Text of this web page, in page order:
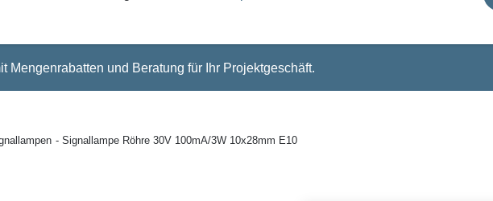
Mengenrabatten und Beratung für Ihr Projektgeschäft.
Signallampe Röhre 30V 100mA/3W 10x28mm E10